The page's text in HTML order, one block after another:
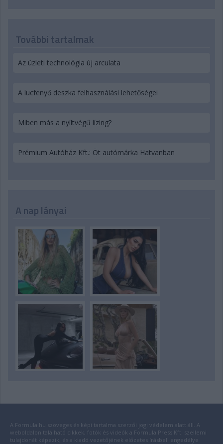
További tartalmak
Az üzleti technológia új arculata
A lucfenyő deszka felhasználási lehetőségei
Miben más a nyíltvégű lízing?
Prémium Autóház Kft.: Öt autómárka Hatvanban
A nap lányai
A Formula.hu szöveges és képi tartalma szerzői jogi védelem alatt áll. A
weboldalon található cikkek, fotók és videók a Formula Press Kft. szellemi
tulajdonát képezik, és a kiadó vezetőjének előzetes írásbeli engedélye